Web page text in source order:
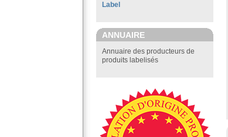
Label
ANNUAIRE
Annuaire des producteurs de
produits labelisés